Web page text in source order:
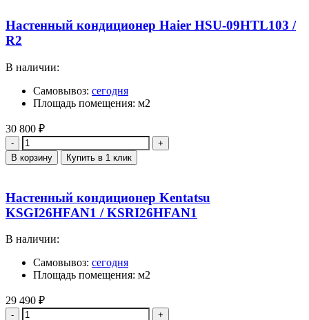
Настенный кондиционер Haier HSU-09HTL103 /
R2
В наличии:
Самовывоз: сегодня
Площадь помещения: м2
30 800 ₽
Количество
В корзину Купить в 1 клик
Настенный кондиционер Kentatsu
KSGI26HFAN1 / KSRI26HFAN1
В наличии:
Самовывоз: сегодня
Площадь помещения: м2
29 490 ₽
Количество